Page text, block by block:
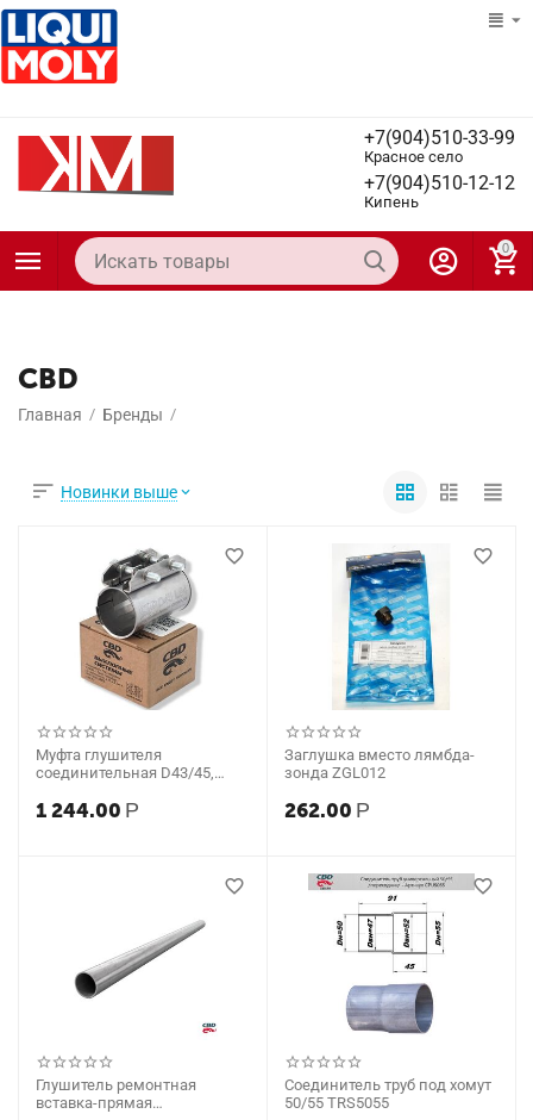
+7(904)510-33-99
Красное село
+7(904)510-12-12
Кипень
0
CBD
Главная / Бренды /
Новинки выше
Муфта глушителя
соединительная D43/45,
1 244.00 Р
Заглушка вместо лямбда-
зонда ZGL012
262.00 Р
Глушитель ремонтная
вставка-прямая
Соединитель труб под хомут
50/55 TRS5055